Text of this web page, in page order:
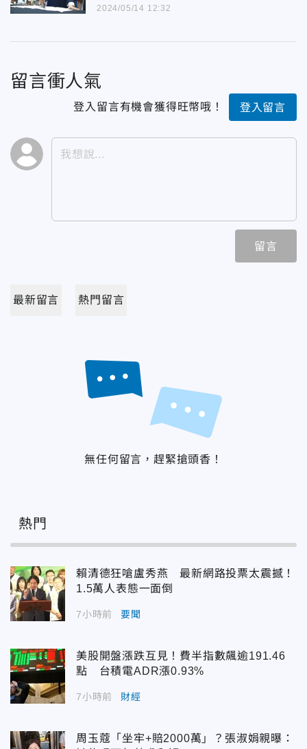
2024/05/14 12:32
留言衝人氣
登入留言有機會獲得旺幣哦！ 登入留言
留言
最新留言 熱門留言
無任何留言，趕緊搶頭香！
熱門
賴清德狂嗆盧秀燕 最新網路投票太震撼！
1.5萬人表態一面倒
7小時前 要聞
美股開盤漲跌互見！費半指數飆逾191.46
點 台積電ADR漲0.93%
7小時前 財經
周玉蔻「坐牢+賠2000萬」？張淑娟親曝：